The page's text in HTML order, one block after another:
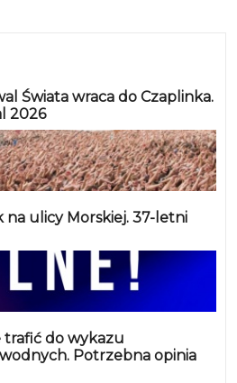
Świata wraca do Czaplinka.
2026
ulicy Morskiej. 37-letni
trafić do wykazu
Potrzebna opinia